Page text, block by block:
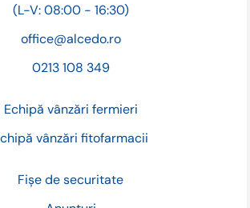
Fișe de securitate
(L-V: 08:00 - 16:30)
office@alcedo.ro
0213 108 349
Echipă vânzări fermieri
vânzări fitofarmacii